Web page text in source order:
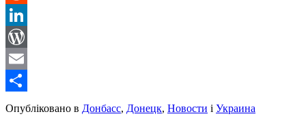
Reddit
LinkedIn
WordPress
Email
Share
Опубліковано в Донбасс, Донецк, Новости і Украина